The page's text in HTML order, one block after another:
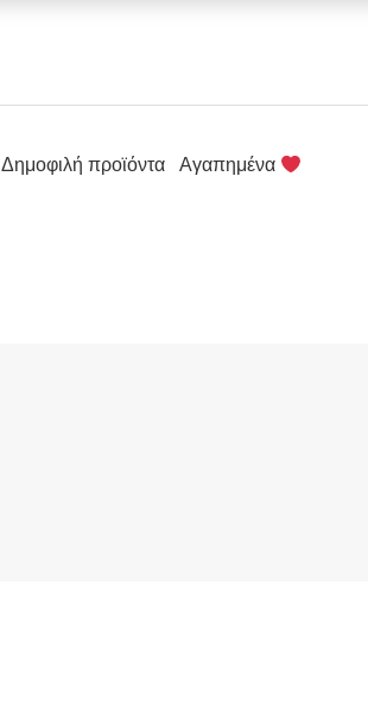
Δημοφιλή προϊόντα Αγαπημένα